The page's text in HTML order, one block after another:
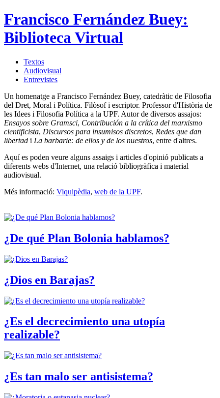
Francisco Fernández Buey:
Biblioteca Virtual
Textos
Audiovisual
Entrevistes
Un homenatge a Francisco Fernández Buey, catedràtic de Filosofia
del Dret, Moral i Política. Filòsof i escriptor. Professor d'Història de
les Idees i Filosofia Política a la UPF. Autor de diversos assajos:
Ensayos sobre Gramsci, Contribución a la crítica del marxismo
cientificista, Discursos para insumisos discretos, Redes que dan
libertad i La barbarie: de ellos y de los nuestros, entre d'altres.
Aquí es poden veure alguns assaigs i articles d'opinió publicats a
diferents webs d'Internet, una relació bibliogràfica i material
audiovisual.
Més informació: Viquipèdia, web de la UPF.
¿De qué Plan Bolonia hablamos?
¿Dios en Barajas?
¿Es el decrecimiento una utopía
realizable?
¿Es tan malo ser antisistema?